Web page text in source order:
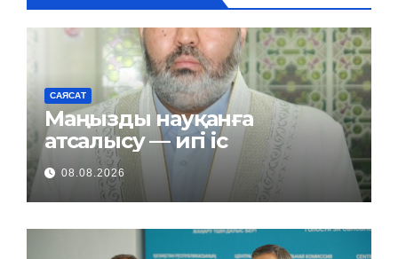
САЯСАТ
Маңызды науқанға
атсалысу — игі іс
08.08.2026